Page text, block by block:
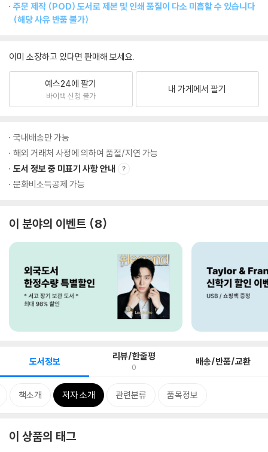
주문 제작 (POD) 도서로 제본 및 인쇄 품질이 다소 미흡할 수 있습니다
(해당 사유 반품 불가)
이미 소장하고 있다면 판매해 보세요.
예스24에 팔기
바이백 신청 불가
내 가게에서 팔기
국내배송만 가능
해외 거래처 사정에 의하여 품절/지연 가능
도서 정보 중 미표기 사항 안내
문화비소득공제 가능
이 분야의 이벤트 8
도서정보 리뷰/한줄평
0 배송/반품/교환
책소개 저자 소개 관련분류 품목정보
이 상품의 태그